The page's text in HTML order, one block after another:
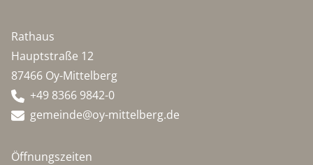
Rathaus
Hauptstraße 12
87466 Oy-Mittelberg
+49 8366 9842-0
gemeinde@oy-mittelberg.de
Öffnungszeiten